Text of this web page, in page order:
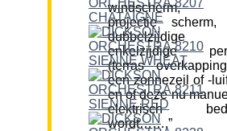
windscherm,
projectie scherm,
enkelzijdige
(terras
een zonnezeil of -
en of deze nu
elektrisch
wordt…….”